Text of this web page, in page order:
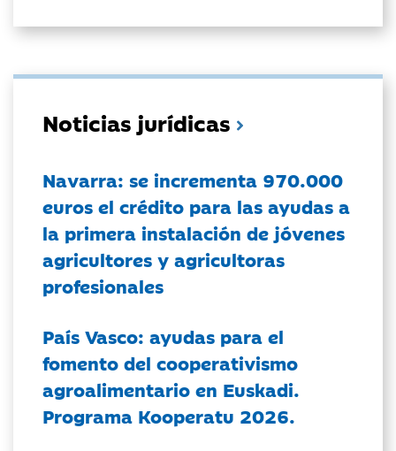
Noticias jurídicas
Navarra: se incrementa 970.000
euros el crédito para las ayudas a
la primera instalación de jóvenes
agricultores y agricultoras
profesionales
País Vasco: ayudas para el
fomento del cooperativismo
agroalimentario en Euskadi.
Programa Kooperatu 2026.